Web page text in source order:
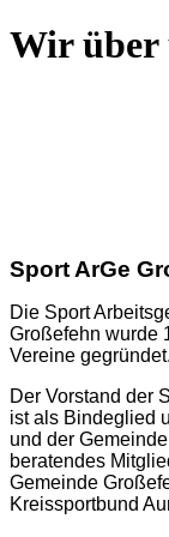
Wir über
Sport ArGe
Die Sport
Großefehn wurde
Vereine gegründet.
Der Vorstand der
ist als Bindeglied
und der
beratendes
Gemeinde
Kreissportbund